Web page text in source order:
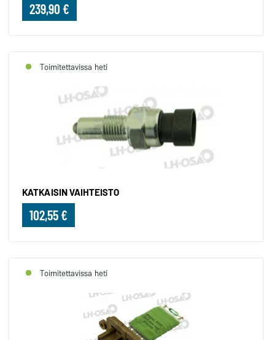
239,90 €
Toimitettavissa heti
KATKAISIN VAIHTEISTO
102,55 €
Toimitettavissa heti